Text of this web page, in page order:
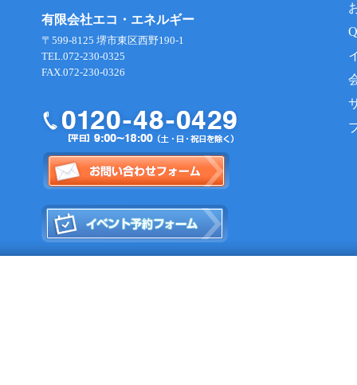
有限会社エコ・エネルギー
〒599-8125 堺市東区西野190-1
TEL.072-230-0325
FAX.072-230-0326